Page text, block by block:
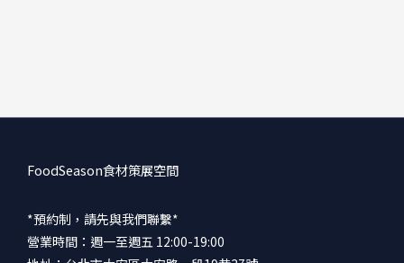
FoodSeason食材策展空間
*預約制，請先與我們聯繫*
營業時間：週一至週五 12:00-19:00